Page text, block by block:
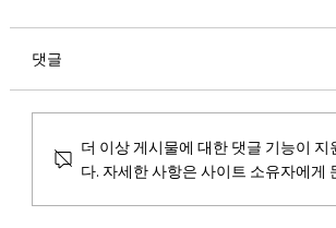
안녕하세요. 마실 파크골프입니다.
이 리뉴얼 런칭됩니다. 248m의 최
시원한 장타로 스윙하는 재미와
는 도그렉. 세심하게 공략해야하는
이션까지! 장거리 코스의 재미는 그
댓글
더 이상 게시물에 대한 댓글 기능이 지
다. 자세한 사항은 사이트 소유자에게